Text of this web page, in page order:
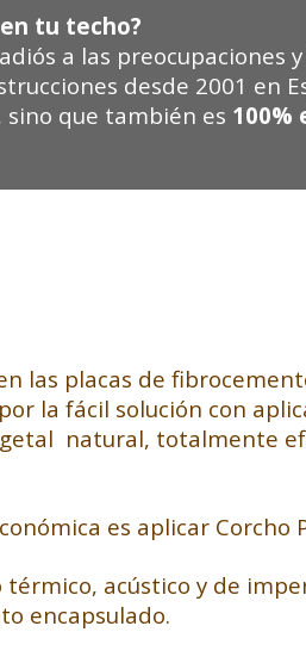
tu techo?
a las
desde 2001 en
sino que también es 100%
las placas de
la fácil solución con
natural, totalmente
es aplicar Corcho
acústico y de
encapsulado.